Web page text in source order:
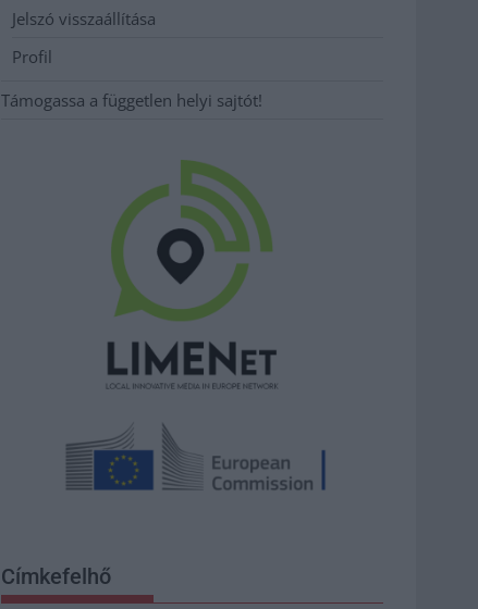
Jelszó visszaállítása
Profil
Támogassa a független helyi sajtót!
Címkefelhő